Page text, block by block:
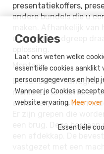
Cookies
Laat ons weten welke
essentiële cookies aanklikt
persoonsgegevens en help
Wanneer je Cookies
website ervaring. Meer
Essentiële
presentatiekoffers,
andere bundels die u
u aan de handgreep
Montage
De kunststof
manieren te monteren
afhankelijk van het
een brug. Deze
een afdekkap. De